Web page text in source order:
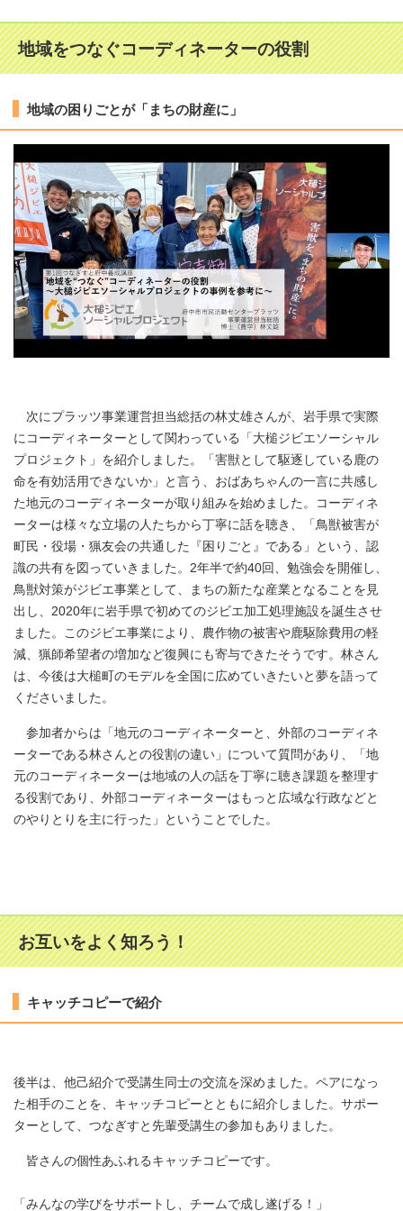
地域をつなぐコーディネーターの役割
地域の困りごとが「まちの財産に」
次にプラッツ事業運営担当総括の林丈雄さんが、岩手県で実際
にコーディネーターとして関わっている「大槌ジビエソーシャル
プロジェクト」を紹介しました。「害獣として駆逐している鹿の
命を有効活用できないか」と言う、おばあちゃんの一言に共感し
た地元のコーディネーターが取り組みを始めました。コーディネ
ーターは様々な立場の人たちから丁寧に話を聴き、「鳥獣被害が
町民・役場・猟友会の共通した『困りごと』である」という、認
識の共有を図っていきました。2年半で約40回、勉強会を開催し、
鳥獣対策がジビエ事業として、まちの新たな産業となることを見
出し、2020年に岩手県で初めてのジビエ加工処理施設を誕生させ
ました。このジビエ事業により、農作物の被害や鹿駆除費用の軽
減、猟師希望者の増加など復興にも寄与できたそうです。林さん
は、今後は大槌町のモデルを全国に広めていきたいと夢を語って
くださいました。
参加者からは「地元のコーディネーターと、外部のコーディネ
ーターである林さんとの役割の違い」について質問があり、「地
元のコーディネーターは地域の人の話を丁寧に聴き課題を整理す
る役割であり、外部コーディネーターはもっと広域な行政などと
のやりとりを主に行った」ということでした。
お互いをよく知ろう！
キャッチコピーで紹介
後半は、他己紹介で受講生同士の交流を深めました。ペアになっ
た相手のことを、キャッチコピーとともに紹介しました。サポー
ターとして、つなぎすと先輩受講生の参加もありました。
皆さんの個性あふれるキャッチコピーです。
「みんなの学びをサポートし、チームで成し遂げる！」